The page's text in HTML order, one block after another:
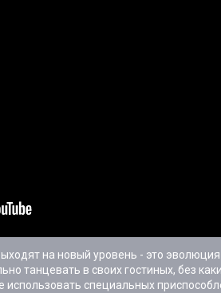
на новый уровень - это
танцевать в своих гостиных, без
специальных